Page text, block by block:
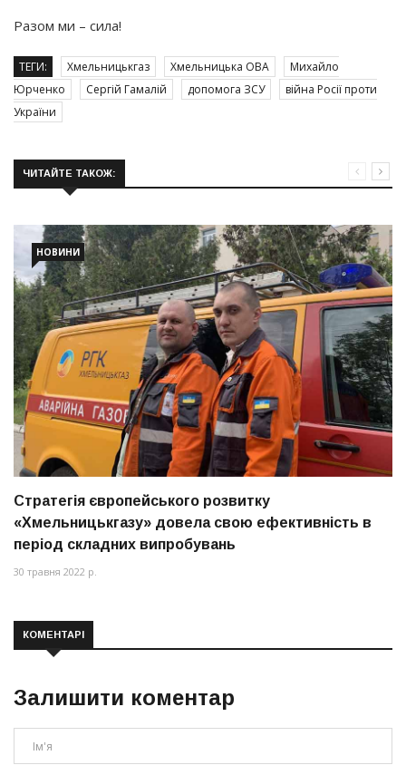
Разом ми – сила!
ТЕГИ: Хмельницькгаз Хмельницька ОВА
Михайло
Юрченко
Сергій Гамалій допомога ЗСУ
війна Росії проти
України
ЧИТАЙТЕ ТАКОЖ:
НОВИНИ
Стратегія європейського розвитку
«Хмельницькгазу» довела свою ефективність в
період складних випробувань
30 травня 2022 р.
КОМЕНТАРІ
Залишити коментар